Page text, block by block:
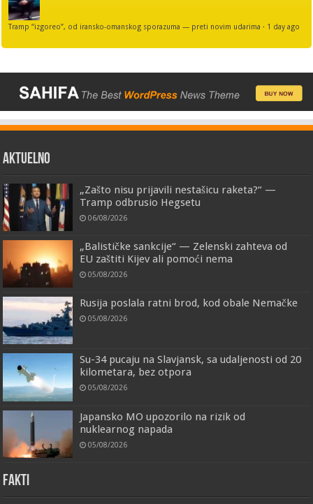
Tramp “izgoreo”, od iransko-omanskog sporazuma — preti novim udarima · 1 day ago
AKTUELNO
„Zašto nisu prijavili nestašicu raketa?“ —
Tramp odbrusio Hegsetu
06/08/2026
„Balističke sankcije“ — Zelenski zahteva od
EU zaštiti Kijev ali pomoći nema
05/08/2026
Rusija poslala ratni brod, kod obale Nemačke
05/08/2026
Su-34 pucaju na Slavjansk, sa udaljenosti od 20
kilometara, bez otpora
05/08/2026
Japansko MO upozorilo na rizik od
nuklearnog napada
05/08/2026
FAKTI